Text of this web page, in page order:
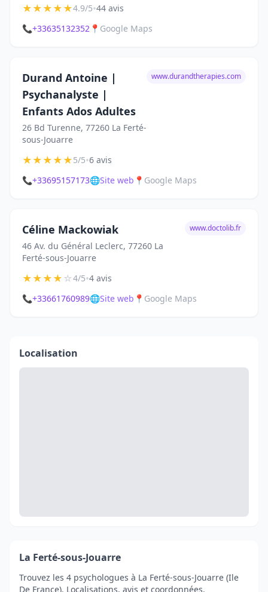
★★★★★4.9/5•44 avis
📞+33635132352 📍 Google Maps
Durand Antoine |
Psychanalyste |
Enfants Ados Adultes
26 Bd Turenne, 77260 La Ferté-
sous-Jouarre
www.durandtherapies.com
★★★★★5/5•6 avis
📞+33695157173🌐Site web 📍 Google Maps
Céline Mackowiak
46 Av. du Général Leclerc, 77260 La
Ferté-sous-Jouarre
www.doctolib.fr
★★★★☆4/5•4 avis
📞+33661760989🌐Site web 📍 Google Maps
Localisation
La Ferté-sous-Jouarre
Trouvez les 4 psychologues à La Ferté-sous-Jouarre (Ile
De France). Localisations, avis et coordonnées.